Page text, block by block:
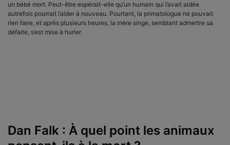
un bébé mort. Peut-être espérait-elle qu’un humain qui l’avait aidée
autrefois pourrait l’aider à nouveau. Pourtant, la primatologue ne pouvait
rien faire, et après plusieurs heures, la mère singe, semblant admettre sa
défaite, s’est mise à hurler.
Dan Falk : À quel point les animaux